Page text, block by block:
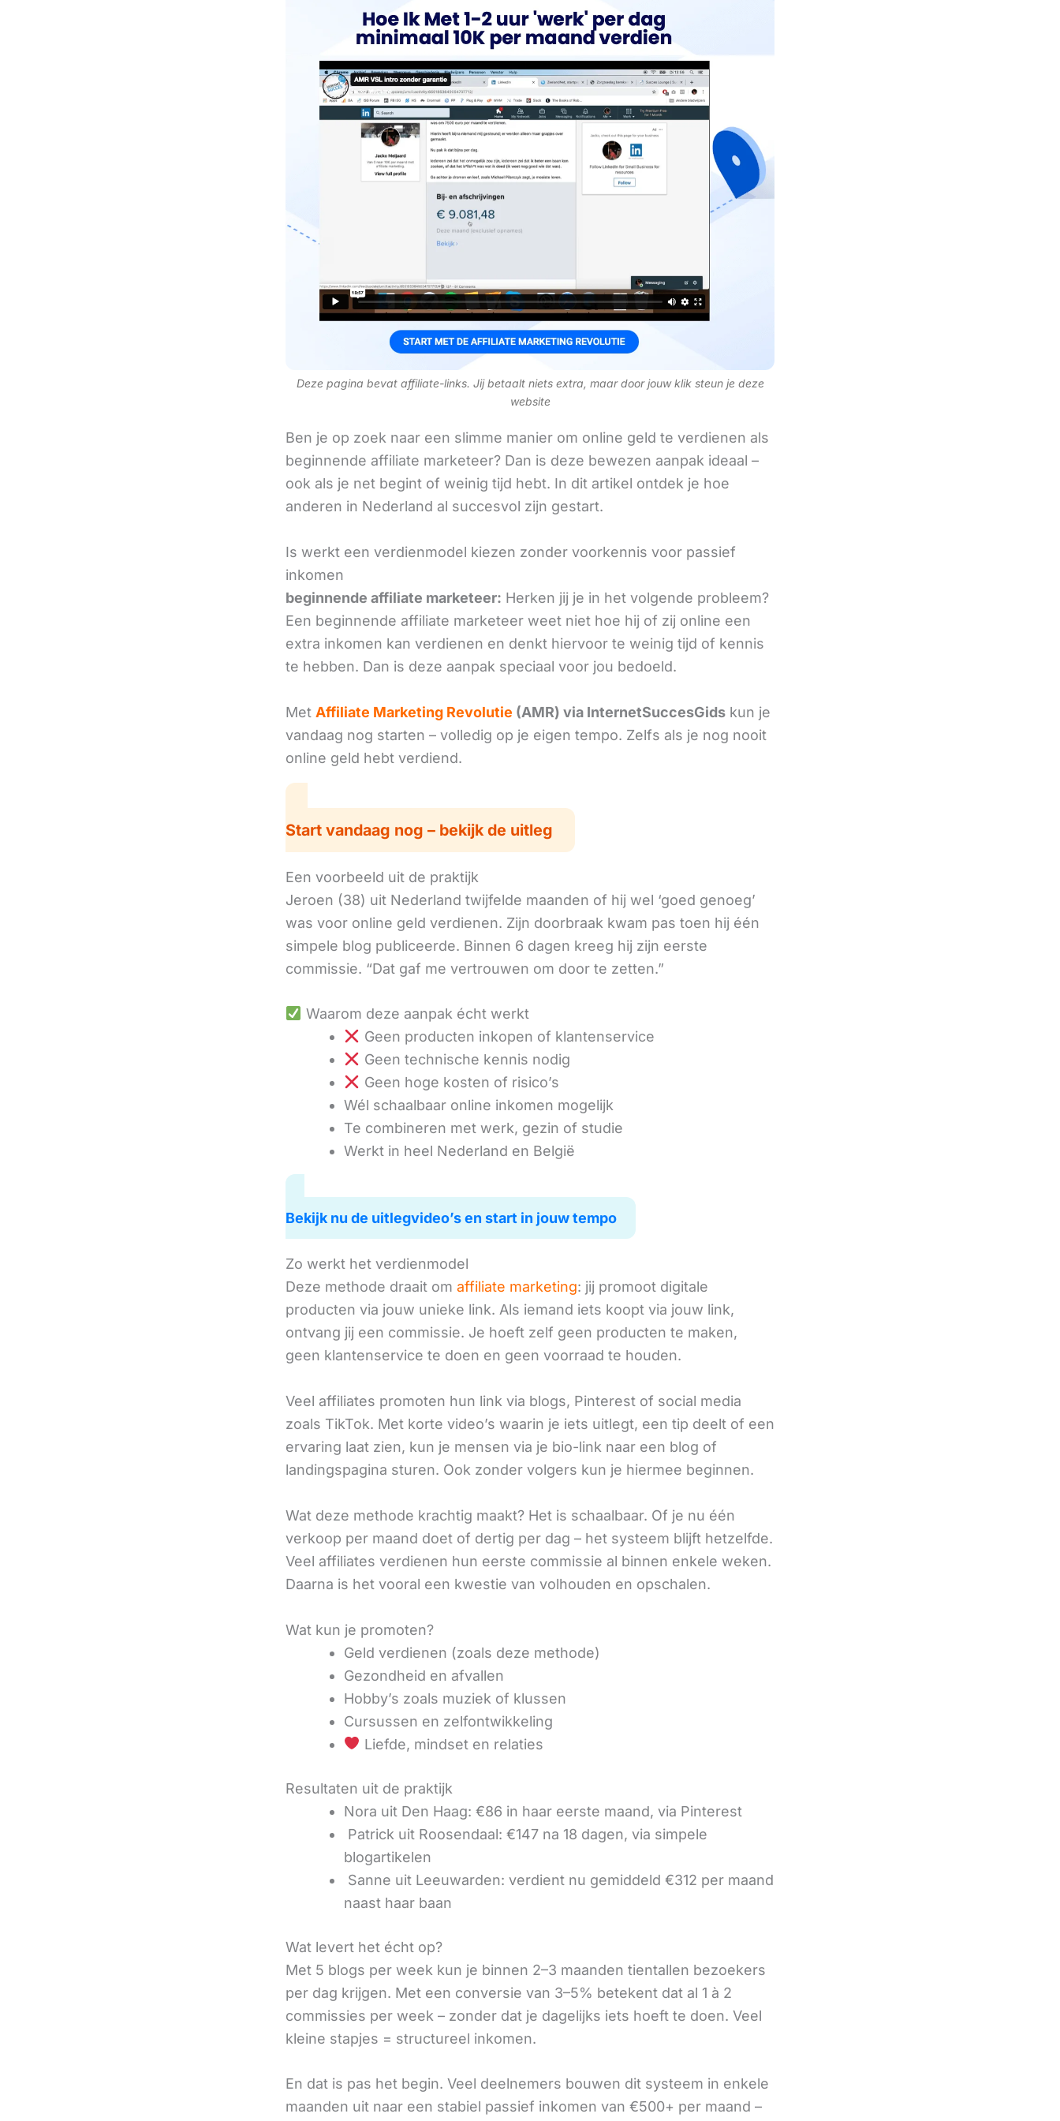
Deze pagina bevat affiliate-links. Jij betaalt niets extra, maar door jouw klik steun je deze
website
Ben je op zoek naar een slimme manier om online geld te verdienen als
beginnende affiliate marketeer? Dan is deze bewezen aanpak ideaal –
ook als je net begint of weinig tijd hebt. In dit artikel ontdek je hoe
anderen in Nederland al succesvol zijn gestart.
Is werkt een verdienmodel kiezen zonder voorkennis voor passief
inkomen
beginnende affiliate marketeer: Herken jij je in het volgende probleem?
Een beginnende affiliate marketeer weet niet hoe hij of zij online een
extra inkomen kan verdienen en denkt hiervoor te weinig tijd of kennis
te hebben. Dan is deze aanpak speciaal voor jou bedoeld.
Met Affiliate Marketing Revolutie (AMR) via InternetSuccesGids kun je
vandaag nog starten – volledig op je eigen tempo. Zelfs als je nog nooit
online geld hebt verdiend.
Start vandaag nog – bekijk de uitleg
Een voorbeeld uit de praktijk
Jeroen (38) uit Nederland twijfelde maanden of hij wel ‘goed genoeg’
was voor online geld verdienen. Zijn doorbraak kwam pas toen hij één
simpele blog publiceerde. Binnen 6 dagen kreeg hij zijn eerste
commissie. “Dat gaf me vertrouwen om door te zetten.”
Waarom deze aanpak écht werkt
Geen producten inkopen of klantenservice
Geen technische kennis nodig
Geen hoge kosten of risico’s
Wél schaalbaar online inkomen mogelijk
Te combineren met werk, gezin of studie
Werkt in heel Nederland en België
Bekijk nu de uitlegvideo’s en start in jouw tempo
Zo werkt het verdienmodel
Deze methode draait om affiliate marketing: jij promoot digitale
producten via jouw unieke link. Als iemand iets koopt via jouw link,
ontvang jij een commissie. Je hoeft zelf geen producten te maken,
geen klantenservice te doen en geen voorraad te houden.
Veel affiliates promoten hun link via blogs, Pinterest of social media
zoals TikTok. Met korte video’s waarin je iets uitlegt, een tip deelt of een
ervaring laat zien, kun je mensen via je bio-link naar een blog of
landingspagina sturen. Ook zonder volgers kun je hiermee beginnen.
Wat deze methode krachtig maakt? Het is schaalbaar. Of je nu één
verkoop per maand doet of dertig per dag – het systeem blijft hetzelfde.
Veel affiliates verdienen hun eerste commissie al binnen enkele weken.
Daarna is het vooral een kwestie van volhouden en opschalen.
Wat kun je promoten?
Geld verdienen (zoals deze methode)
Gezondheid en afvallen
Hobby’s zoals muziek of klussen
Cursussen en zelfontwikkeling
Liefde, mindset en relaties
Resultaten uit de praktijk
Nora uit Den Haag: €86 in haar eerste maand, via Pinterest
‍ Patrick uit Roosendaal: €147 na 18 dagen, via simpele
blogartikelen
‍ Sanne uit Leeuwarden: verdient nu gemiddeld €312 per maand
naast haar baan
Wat levert het écht op?
Met 5 blogs per week kun je binnen 2–3 maanden tientallen bezoekers
per dag krijgen. Met een conversie van 3–5% betekent dat al 1 à 2
commissies per week – zonder dat je dagelijks iets hoeft te doen. Veel
kleine stapjes = structureel inkomen.
En dat is pas het begin. Veel deelnemers bouwen dit systeem in enkele
maanden uit naar een stabiel passief inkomen van €500+ per maand –